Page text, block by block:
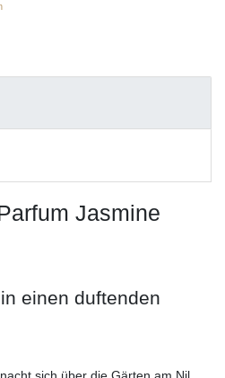
Jasmine
einen duftenden
sich über die Gärten am Nil